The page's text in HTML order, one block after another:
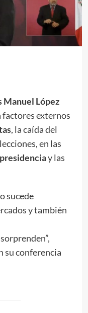
Manuel López
externos
, la caída del
en las
presidenciay las
sucede
y también
su conferencia